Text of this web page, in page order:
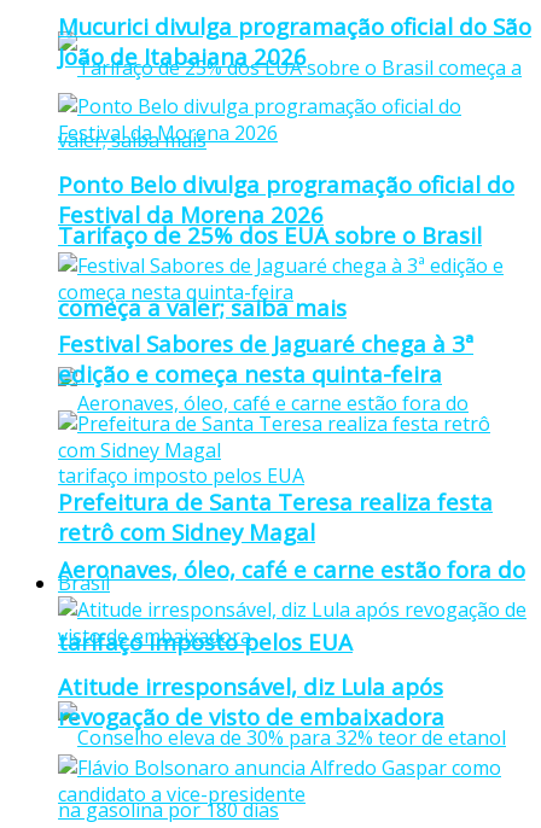
Tarifaço de 25% dos EUA sobre o Brasil
começa a valer; saiba mais
Aeronaves, óleo, café e carne estão fora do
tarifaço imposto pelos EUA
Mucurici divulga programação oficial do São
João de Itabaiana 2026
Ponto Belo divulga programação oficial do
Festival da Morena 2026
Festival Sabores de Jaguaré chega à 3ª
edição e começa nesta quinta-feira
Prefeitura de Santa Teresa realiza festa
retrô com Sidney Magal
Brasil
Atitude irresponsável, diz Lula após
revogação de visto de embaixadora